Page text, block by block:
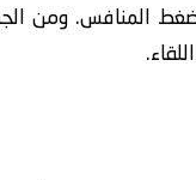
المنافس. ومن